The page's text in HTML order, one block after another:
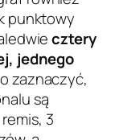
punktowy
cztery
jednego
zaznaczyć,
są
3